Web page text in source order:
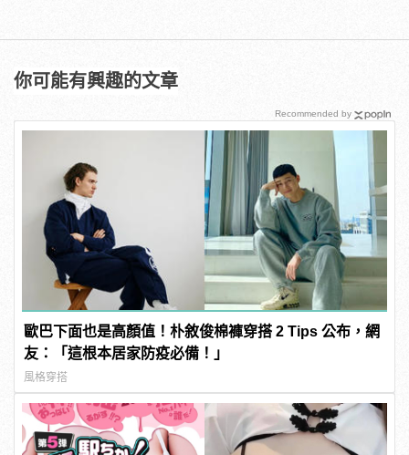
你可能有興趣的文章
歐巴下面也是高顏值！朴敘俊棉褲穿搭 2 Tips 公布，網
友：「這根本居家防疫必備！」
風格穿搭
Recommended by